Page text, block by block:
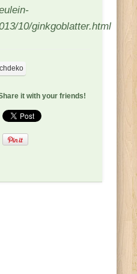
10/ginkgoblatter.html
it with your friends!